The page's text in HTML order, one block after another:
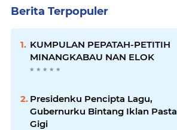
Berita Terpopuler
KUMPULAN PEPATAH-PETITIH
MINANGKABAU NAN ELOK
Presidenku Pencipta Lagu,
Gubernurku Bintang Iklan Pasta
Gigi